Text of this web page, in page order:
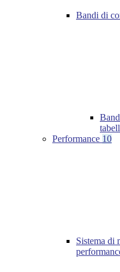
Bandi di
Performance 10
Sistema di